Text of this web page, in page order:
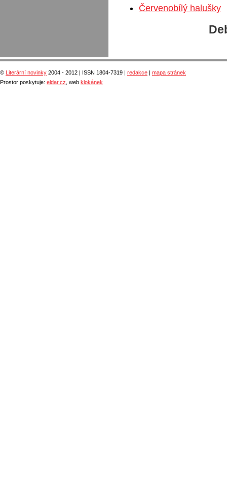
Červenobílý halušky
© Literární novinky 2004 - 2012 | ISSN 1804-7319 | redakce
mapa stránek
Prostor poskytuje: eldar.cz , web klokánek